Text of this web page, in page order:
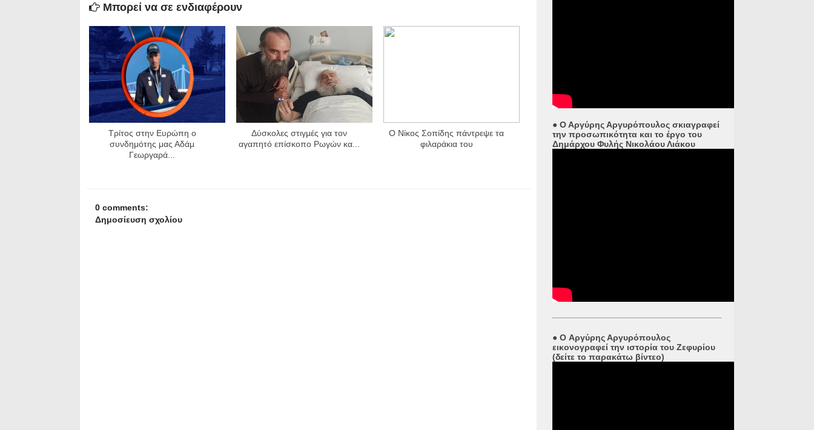
Μπορεί να σε ενδιαφέρουν
Τρίτος στην Ευρώπη ο
συνδημότης μας Αδάμ
Γεωργαρά...
Δύσκολες στιγμές για τον
αγαπητό επίσκοπο Ρωγών κα...
Ο Νίκος Σοπίδης πάντρεψε τα
φιλαράκια του
0 comments:
Δημοσίευση σχολίου
● Ο Αργύρης Αργυρόπουλος σκιαγραφεί
την προσωπικότητα και το έργο του
Δημάρχου Φυλής Νικολάου Λιάκου
● O Αργύρης Αργυρόπουλος
εικονογραφεί την ιστορία του Ζεφυρίου
(δείτε το παρακάτω βίντεο)